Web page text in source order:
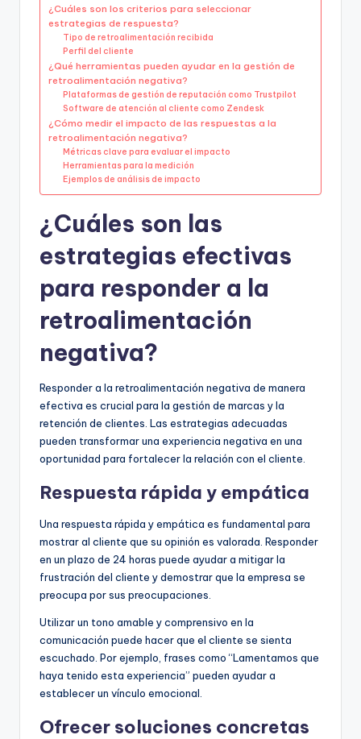
¿Cuáles son los criterios para seleccionar
estrategias de respuesta?
Tipo de retroalimentación recibida
Perfil del cliente
¿Qué herramientas pueden ayudar en la gestión de
retroalimentación negativa?
Plataformas de gestión de reputación como Trustpilot
Software de atención al cliente como Zendesk
¿Cómo medir el impacto de las respuestas a la
retroalimentación negativa?
Métricas clave para evaluar el impacto
Herramientas para la medición
Ejemplos de análisis de impacto
¿Cuáles son las
estrategias efectivas
para responder a la
retroalimentación
negativa?
Responder a la retroalimentación negativa de manera
efectiva es crucial para la gestión de marcas y la
retención de clientes. Las estrategias adecuadas
pueden transformar una experiencia negativa en una
oportunidad para fortalecer la relación con el cliente.
Respuesta rápida y empática
Una respuesta rápida y empática es fundamental para
mostrar al cliente que su opinión es valorada. Responder
en un plazo de 24 horas puede ayudar a mitigar la
frustración del cliente y demostrar que la empresa se
preocupa por sus preocupaciones.
Utilizar un tono amable y comprensivo en la
comunicación puede hacer que el cliente se sienta
escuchado. Por ejemplo, frases como “Lamentamos que
haya tenido esta experiencia” pueden ayudar a
establecer un vínculo emocional.
Ofrecer soluciones concretas